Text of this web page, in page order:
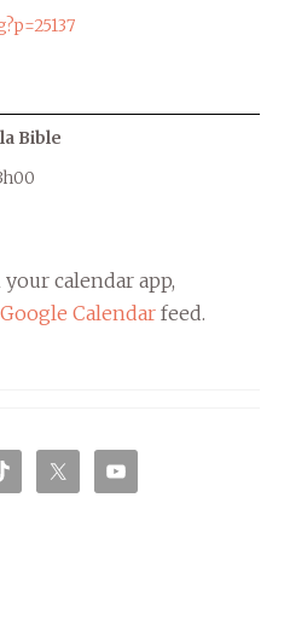
Bible
calendar app,
Google Calendar feed.